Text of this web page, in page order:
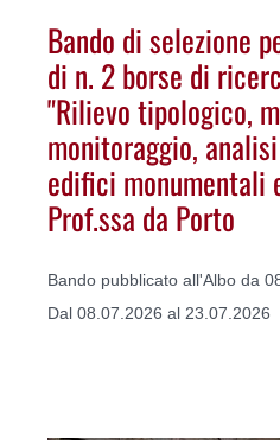
Bando di selezione
di n. 2 borse di
"Rilievo tipologico,
monitoraggio,
edifici monumentali
Prof.ssa da Porto
Bando pubblicato all'Albo da
Dal 08.07.2026 al 23.07.2026